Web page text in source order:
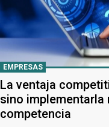
EMPRESAS
La ventaja
sino implementarla
competencia